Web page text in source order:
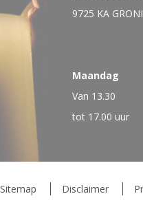
9725 KA
Maandag
Van 13.30
tot 17.00 uur
Sitemap Disclaimer